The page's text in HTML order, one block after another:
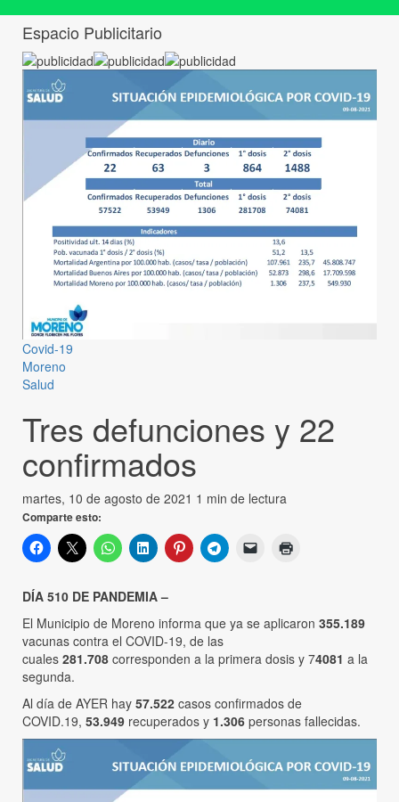
Espacio Publicitario
Covid-19
Moreno
Salud
Tres defunciones y 22
confirmados
martes, 10 de agosto de 2021 1 min de lectura
Comparte esto:
DÍA 510 DE PANDEMIA –
El Municipio de Moreno informa que ya se aplicaron 355.189
vacunas contra el COVID-19, de las
cuales 281.708 corresponden a la primera dosis y 74081 a la
segunda.
Al día de AYER hay 57.522 casos confirmados de
COVID.19, 53.949 recuperados y 1.306 personas fallecidas.